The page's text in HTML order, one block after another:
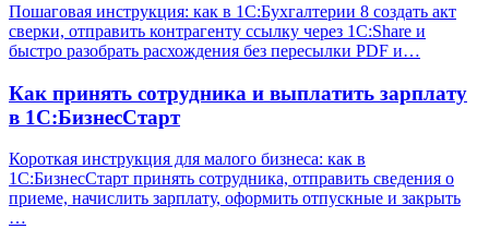
Пошаговая инструкция: как в 1С:Бухгалтерии 8 создать акт
сверки, отправить контрагенту ссылку через 1С:Share и
быстро разобрать расхождения без пересылки PDF и…
Как принять сотрудника и выплатить зарплату
в 1С:БизнесСтарт
Короткая инструкция для малого бизнеса: как в
1С:БизнесСтарт принять сотрудника, отправить сведения о
приеме, начислить зарплату, оформить отпускные и закрыть
…